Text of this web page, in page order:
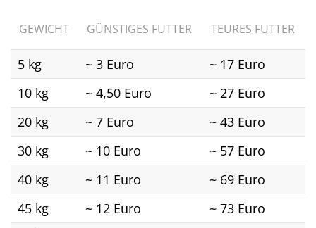
GEWICHT GÜNSTIGES FUTTER TEURES FUTTER
5 kg ~ 3 Euro
~ 17 Euro
10 kg
~ 4,50 Euro
~ 27 Euro
20 kg
~ 7 Euro
~ 43 Euro
30 kg
~ 10 Euro
~ 57 Euro
40 kg
~ 11 Euro
~ 69 Euro
45 kg
~ 12 Euro
~ 73 Euro